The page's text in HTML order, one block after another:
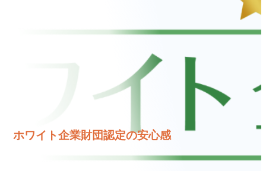
ホワイト企業財団認定の安心感